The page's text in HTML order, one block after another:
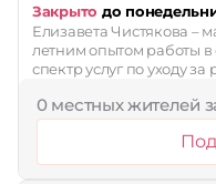
Закрыто до
Елизавета Чистякова –
летним опытом работы
спектр услуг по уходу
0 местных жителей